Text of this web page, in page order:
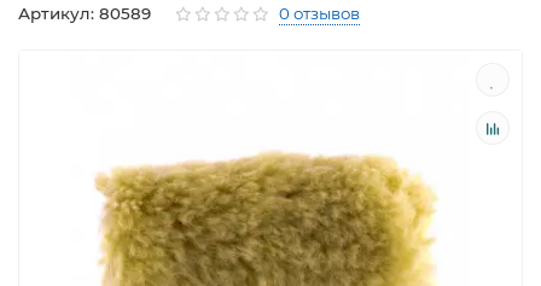
Артикул: 80589 0 отзывов